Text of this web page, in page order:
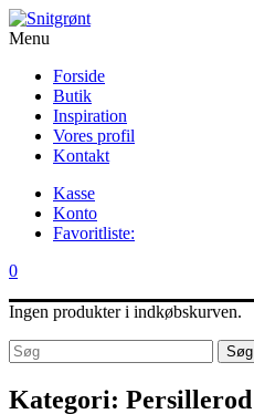
Menu
Forside
Butik
Inspiration
Vores profil
Kontakt
Kasse
Konto
Favoritliste:
0
Ingen produkter i indkøbskurven.
Søg
Kategori: Persillerod